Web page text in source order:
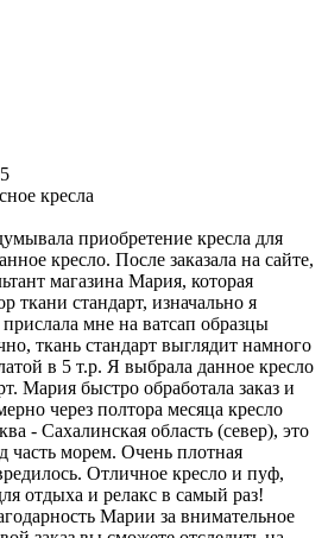
5
кресла
приобретение кресла для
кресло. После заказала на сайте,
магазина Мария, которая
ткани стандарт, изначально я
мне на ватсап образцы
ткань стандарт выглядит намного
в 5 т.р. Я выбрала данное кресло
Мария быстро обработала заказ и
через полтора месяца кресло
- Сахалинская область (север), это
часть морем. Очень плотная
Отличное кресло и пуф,
отдыха и релакс в самый раз!
Марии за внимательное